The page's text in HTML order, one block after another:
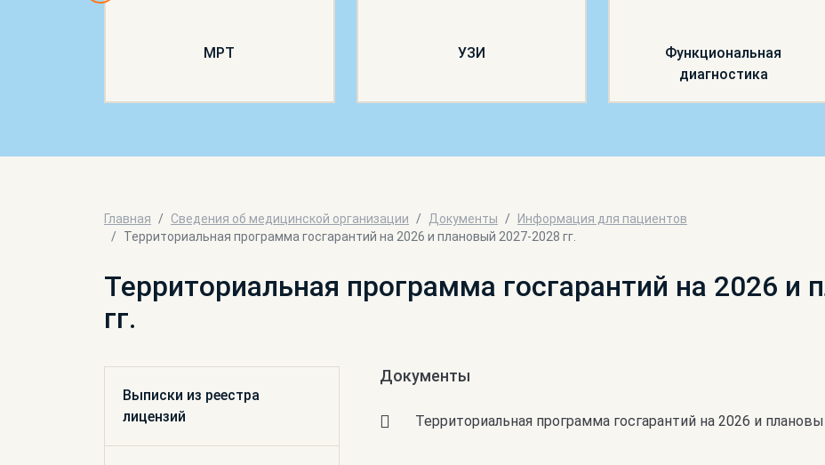
МРТ УЗИ
Функциональная
диагностика
Главная Сведения об медицинской организации Документы
Информация для пациентов
Территориальная программа госгарантий на 2026 и плановый 2027-2028 гг.
Территориальная программа госгарантий на 2026 и
гг.
Выписки из реестра
лицензий
Документы
Территориальная программа госгарантий на 2026 и